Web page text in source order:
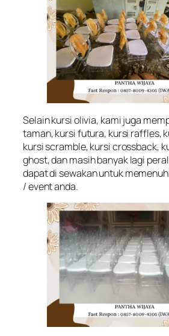
Selain kursi olivia, kami juga
taman, kursi futura, kursi raffles,
kursi scramble, kursi crossback,
ghost, dan masih banyak lagi
dapat di sewakan untuk
/ event anda.